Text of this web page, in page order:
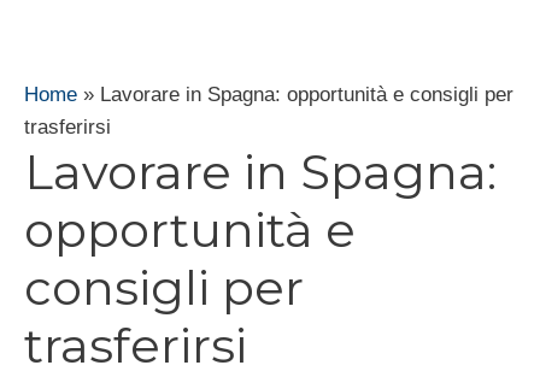
Home » Lavorare in Spagna: opportunità e consigli per
trasferirsi
Lavorare in Spagna:
opportunità e
consigli per
trasferirsi